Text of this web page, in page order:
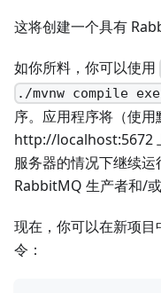
这将创建一个具有
如你所料，你可以使用
./mvnw compile
序。应用程序将（使
http://localhost:5672
服务器的情况下继续
RabbitMQ 生产者和/或
现在，你可以在新项
令：